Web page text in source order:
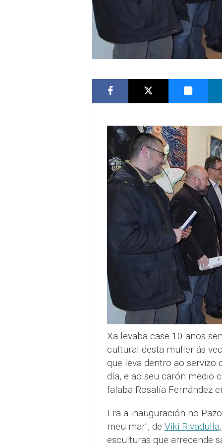
Xa levaba case 10 anos
cultural desta muller ás
que leva dentro ao servizo
día, e ao seu carón medio
falaba Rosalía Fernández
Era a inauguración no
meu mar", de Viki Rivadulla
esculturas que arrecende